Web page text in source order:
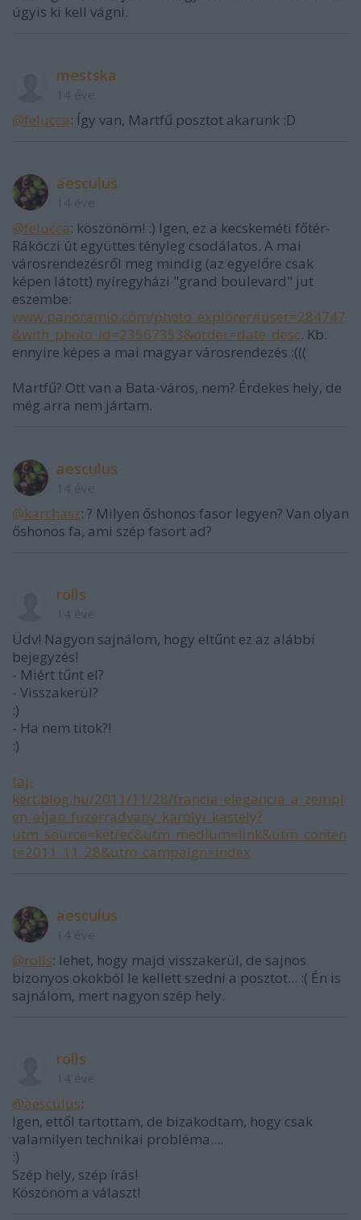
úgyis ki kell vágni.
mestska
@felucca: Így van, Martfű posztot akarunk :D
aesculus
@felucca: köszönöm! :) Igen, ez a kecskeméti főtér-
Rákóczi út együttes tényleg csodálatos. A mai
városrendezésről meg mindig (az egyelőre csak
képen látott) nyíregyházi "grand boulevard" jut
eszembe:
www.panoramio.com/photo_explorer#user=284747
&with_photo_id=23567353&order=date_desc. Kb.
ennyire képes a mai magyar városrendezés :(((
Martfű? Ott van a Bata-város, nem? Érdekes hely, de
még arra nem jártam.
aesculus
@karchasz: ? Milyen őshonos fasor legyen? Van olyan
őshonos fa, ami szép fasort ad?
rolls
Üdv! Nagyon sajnálom, hogy eltűnt ez az alábbi
bejegyzés!
- Miért tűnt el?
- Visszakerül?
:)
- Ha nem titok?!
:)
taj-
kert.blog.hu/2011/11/28/francia_elegancia_a_zempl
en_aljan_fuzerradvany_karolyi_kastely?
utm_source=ketrec&utm_medium=link&utm_conten
t=2011_11_28&utm_campaign=index
aesculus
@rolls: lehet, hogy majd visszakerül, de sajnos
bizonyos okokból le kellett szedni a posztot... :( Én is
sajnálom, mert nagyon szép hely.
rolls
@aesculus:
Igen, ettől tartottam, de bizakodtam, hogy csak
valamilyen technikai probléma....
:)
Szép hely, szép írás!
Köszönöm a választ!